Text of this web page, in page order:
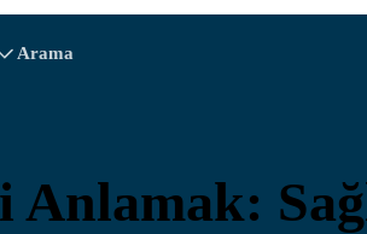
Arama
Kamboçya Kanada